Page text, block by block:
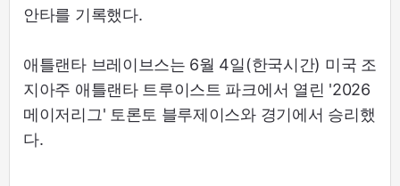
안타를 기록했다.
애틀랜타 브레이브스는 6월 4일(한국시간) 미국 조
지아주 애틀랜타 트루이스트 파크에서 열린 '2026
메이저리그' 토론토 블루제이스와 경기에서 승리했
다.